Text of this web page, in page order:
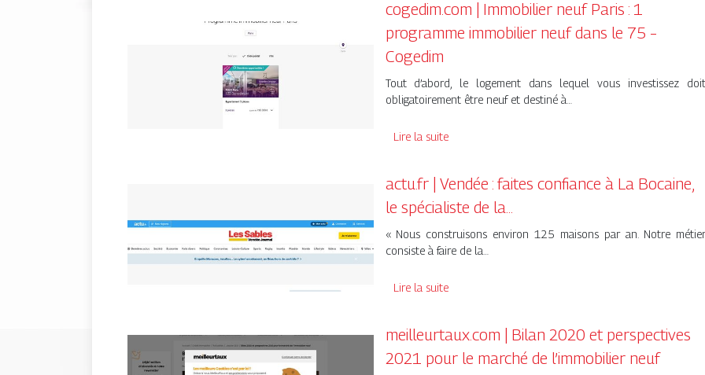
cogedim.com | Immobilier neuf Paris : 1
programme immobilier neuf dans le 75 –
Cogedim
Tout d’abord, le logement dans lequel vous investissez doit
obligatoirement être neuf et destiné à…
Lire la suite
actu.fr | Vendée : faites confiance à La Bocaine,
le spécialiste de la…
« Nous construisons environ 125 maisons par an. Notre métier
consiste à faire de la…
Lire la suite
meilleurtaux.com | Bilan 2020 et perspectives
2021 pour le marché de l’immobilier neuf